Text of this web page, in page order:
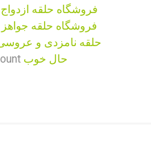
فروشگاه حلقه ازدواج
فروشگاه حلقه جواهز
حلقه نامزدی و
حال خوب